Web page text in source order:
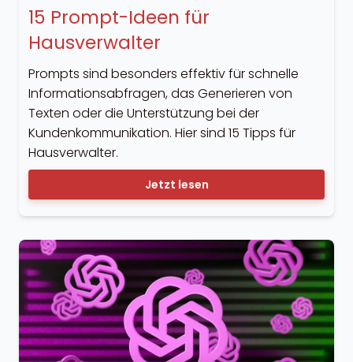
15 Prompt-Ideen für
Hausverwalter
Prompts sind besonders effektiv für schnelle
Informationsabfragen, das Generieren von
Texten oder die Unterstützung bei der
Kundenkommunikation. Hier sind 15 Tipps für
Hausverwalter.
Jetzt lesen